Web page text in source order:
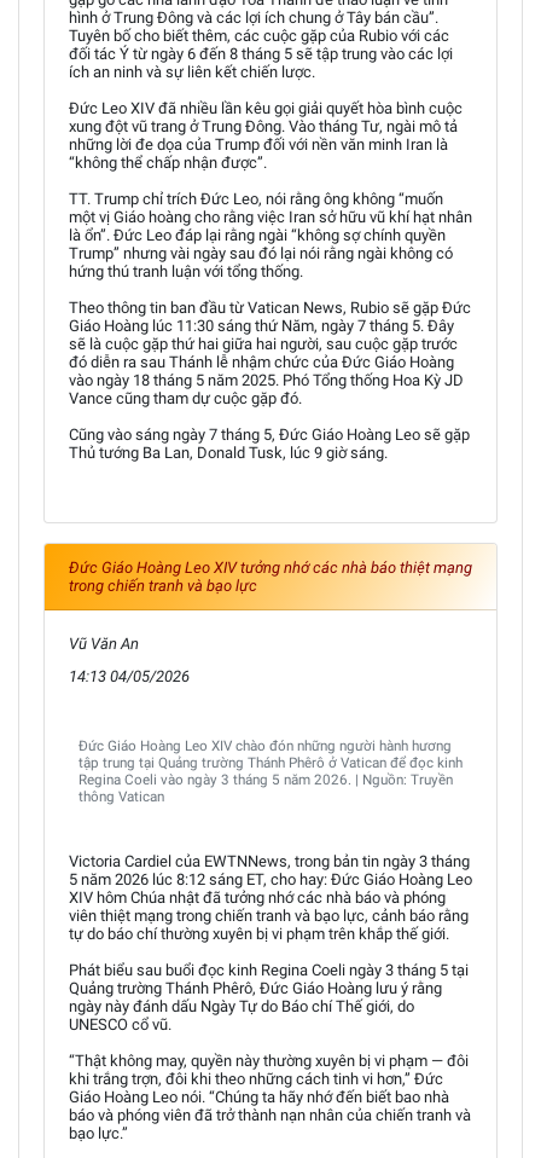
hình ở Trung Đông và các lợi ích chung ở Tây bán cầu”.
Tuyên bố cho biết thêm, các cuộc gặp của Rubio với các
đối tác Ý từ ngày 6 đến 8 tháng 5 sẽ tập trung vào các lợi
ích an ninh và sự liên kết chiến lược.
Đức Leo XIV đã nhiều lần kêu gọi giải quyết hòa bình cuộc
xung đột vũ trang ở Trung Đông. Vào tháng Tư, ngài mô tả
những lời đe dọa của Trump đối với nền văn minh Iran là
“không thể chấp nhận được”.
TT. Trump chỉ trích Đức Leo, nói rằng ông không “muốn
một vị Giáo hoàng cho rằng việc Iran sở hữu vũ khí hạt nhân
là ổn”. Đức Leo đáp lại rằng ngài “không sợ chính quyền
Trump” nhưng vài ngày sau đó lại nói rằng ngài không có
hứng thú tranh luận với tổng thống.
Theo thông tin ban đầu từ Vatican News, Rubio sẽ gặp Đức
Giáo Hoàng lúc 11:30 sáng thứ Năm, ngày 7 tháng 5. Đây
sẽ là cuộc gặp thứ hai giữa hai người, sau cuộc gặp trước
đó diễn ra sau Thánh lễ nhậm chức của Đức Giáo Hoàng
vào ngày 18 tháng 5 năm 2025. Phó Tổng thống Hoa Kỳ JD
Vance cũng tham dự cuộc gặp đó.
Cũng vào sáng ngày 7 tháng 5, Đức Giáo Hoàng Leo sẽ gặp
Thủ tướng Ba Lan, Donald Tusk, lúc 9 giờ sáng.
Đức Giáo Hoàng Leo XIV tưởng nhớ các nhà báo thiệt mạng
trong chiến tranh và bạo lực
Vũ Văn An
14:13 04/05/2026
Đức Giáo Hoàng Leo XIV chào đón những người hành hương
tập trung tại Quảng trường Thánh Phêrô ở Vatican để đọc kinh
Regina Coeli vào ngày 3 tháng 5 năm 2026. | Nguồn: Truyền
thông Vatican
Victoria Cardiel của EWTNNews, trong bản tin ngày 3 tháng
5 năm 2026 lúc 8:12 sáng ET, cho hay: Đức Giáo Hoàng Leo
XIV hôm Chúa nhật đã tưởng nhớ các nhà báo và phóng
viên thiệt mạng trong chiến tranh và bạo lực, cảnh báo rằng
tự do báo chí thường xuyên bị vi phạm trên khắp thế giới.
Phát biểu sau buổi đọc kinh Regina Coeli ngày 3 tháng 5 tại
Quảng trường Thánh Phêrô, Đức Giáo Hoàng lưu ý rằng
ngày này đánh dấu Ngày Tự do Báo chí Thế giới, do
UNESCO cổ vũ.
“Thật không may, quyền này thường xuyên bị vi phạm — đôi
khi trắng trợn, đôi khi theo những cách tinh vi hơn,” Đức
Giáo Hoàng Leo nói. “Chúng ta hãy nhớ đến biết bao nhà
báo và phóng viên đã trở thành nạn nhân của chiến tranh và
bạo lực.”